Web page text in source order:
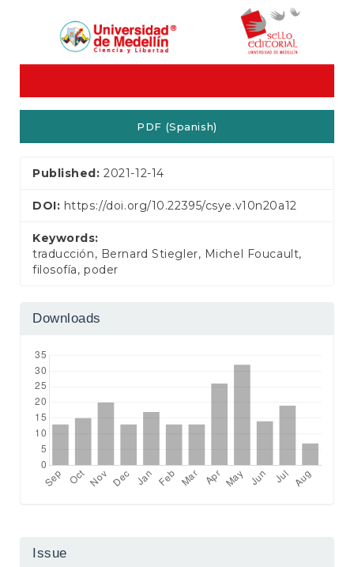
PDF (Spanish)
Published:2021-12-14
DOI: https://doi.org/10.22395/csye.v10n20a12
Keywords:
traducción, Bernard Stiegler, Michel Foucault,
filosofía, poder
Downloads
Issue